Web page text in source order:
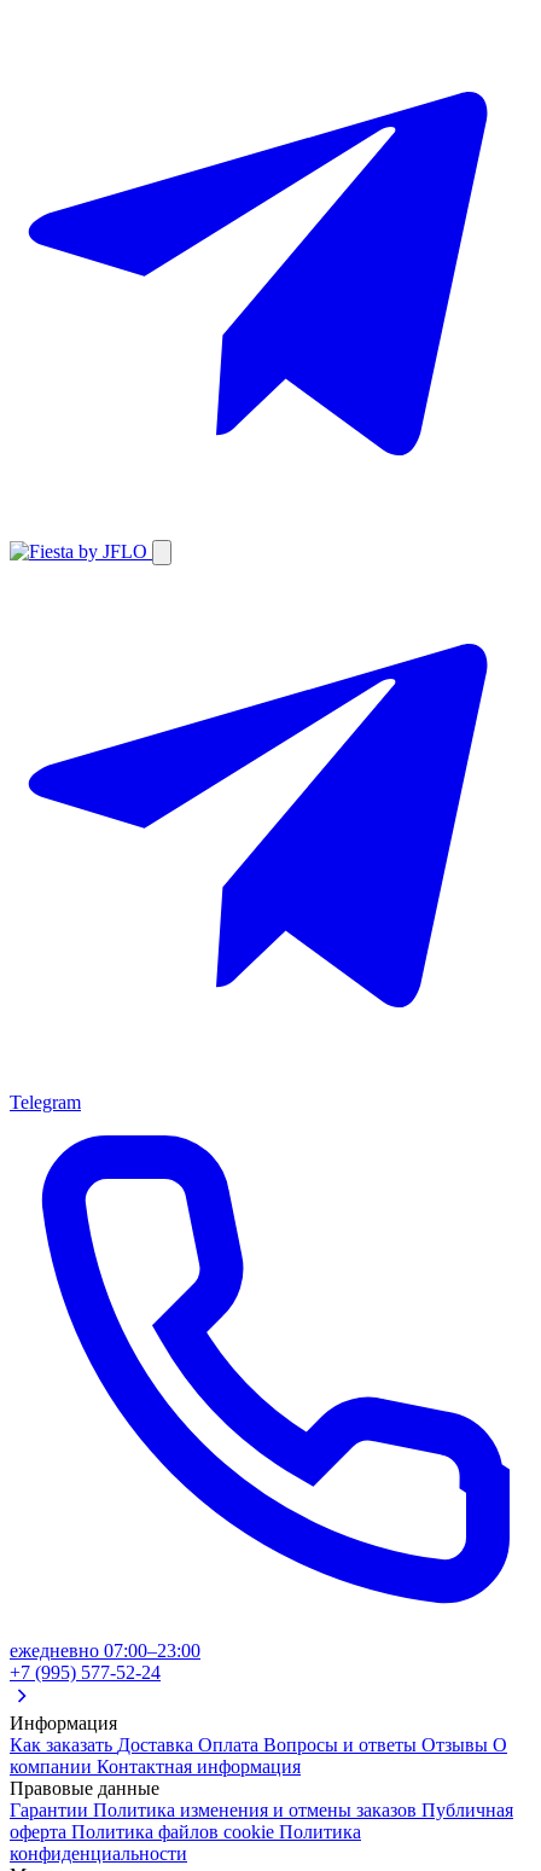
Telegram
ежедневно 07:00–23:00
+7 (995) 577-52-24
Информация
Как заказать Доставка Оплата Вопросы и ответы Отзывы О
компании Контактная информация
Правовые данные
Гарантии Политика изменения и отмены заказов Публичная
оферта Политика файлов cookie Политика
конфиденциальности